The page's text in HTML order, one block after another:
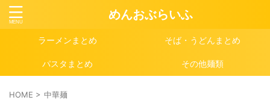
めんおぶらいふ
ラーメンまとめ そば・うどんまとめ
パスタまとめ その他麺類
HOME > 中華麺